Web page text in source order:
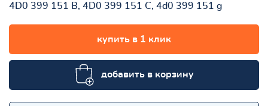
4D0 399 151 B, 4D0 399 151 C, 4d0 399 151 g
купить в 1 клик
добавить в корзину